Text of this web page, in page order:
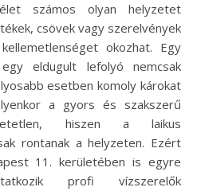
csövek vagy szerelvények
okozhat. Egy
eldugult lefolyó nemcsak
esetben komoly károkat
a gyors és szakszerű
hiszen a laikus
rontanak a helyzeten. Ezért
11. kerületében is egyre
profi vízszerelők